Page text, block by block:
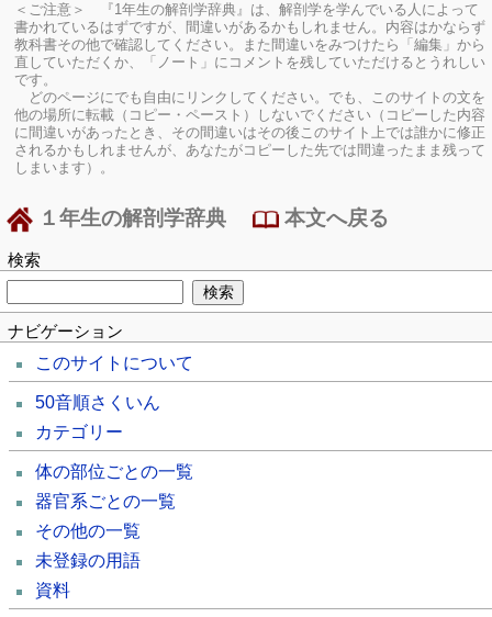
＜ご注意＞ 『1年生の解剖学辞典』は、解剖学を学んでいる人によって
書かれているはずですが、間違いがあるかもしれません。内容はかならず
教科書その他で確認してください。
また間違いをみつけたら「編集」から
直していただくか、「ノート」にコメントを残していただけるとうれしい
です。
どのページにでも自由にリンクしてください。でも、このサイトの文を
他の場所に転載（コピー・ペースト）しないでください（コピーした内容
に間違いがあったとき、その間違いはその後このサイト上では誰かに修正
されるかもしれませんが、あなたがコピーした先では間違ったまま残って
しまいます）。
１年生の解剖学辞典 本文へ戻る
検索
ナビゲーション
このサイトについて
50音順さくいん
カテゴリー
体の部位ごとの一覧
器官系ごとの一覧
その他の一覧
未登録の用語
資料